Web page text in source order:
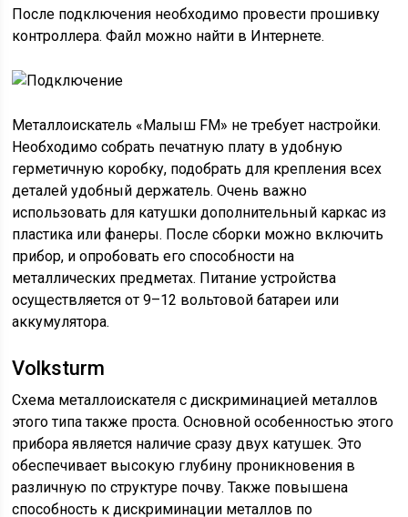
После подключения необходимо провести прошивку
контроллера. Файл можно найти в Интернете.
Металлоискатель «Малыш FM» не требует настройки.
Необходимо собрать печатную плату в удобную
герметичную коробку, подобрать для крепления всех
деталей удобный держатель. Очень важно
использовать для катушки дополнительный каркас из
пластика или фанеры. После сборки можно включить
прибор, и опробовать его способности на
металлических предметах. Питание устройства
осуществляется от 9–12 вольтовой батареи или
аккумулятора.
Volksturm
Схема металлоискателя с дискриминацией металлов
этого типа также проста. Основной особенностью этого
прибора является наличие сразу двух катушек. Это
обеспечивает высокую глубину проникновения в
различную по структуре почву. Также повышена
способность к дискриминации металлов по